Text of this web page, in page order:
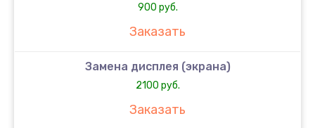
900 руб.
Заказать
Замена дисплея (экрана)
2100 руб.
Заказать